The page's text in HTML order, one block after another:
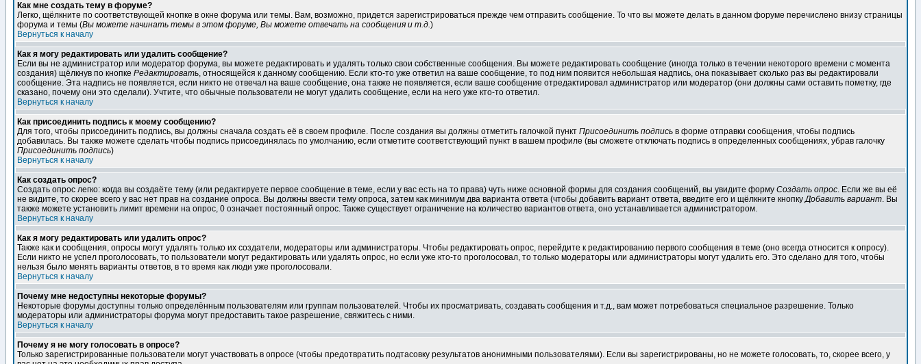
Как мне создать тему в форуме?
Легко, щёлкните по соответствующей кнопке в окне форума или темы. Вам, возможно, придется зарегистрироваться прежде чем отправить сообщение. То что вы можете делать в данном форуме перечислено внизу страницы
форума и темы (Вы можете начинать темы в этом форуме, Вы можете отвечать на сообщения и т.д.)
Вернуться к началу
Как я могу редактировать или удалить сообщение?
Если вы не администратор или модератор форума, вы можете редактировать и удалять только свои собственные сообщения. Вы можете редактировать сообщение (иногда только в течении некоторого времени с момента
создания) щёлкнув по кнопке Редактировать, относящейся к данному сообщению. Если кто-то уже ответил на ваше сообщение, то под ним появится небольшая надпись, она показывает сколько раз вы редактировали
сообщение. Эта надпись не появляется, если никто не отвечал на ваше сообщение, она также не появляется, если ваше сообщение отредактировал администратор или модератор (они должны сами оставить пометку, где
сказано, почему они это сделали). Учтите, что обычные пользователи не могут удалить сообщение, если на него уже кто-то ответил.
Вернуться к началу
Как присоединить подпись к моему сообщению?
Для того, чтобы присоединить подпись, вы должны сначала создать её в своем профиле. После создания вы должны отметить галочкой пункт Присоединить подпись в форме отправки сообщения, чтобы подпись
добавилась. Вы также можете сделать чтобы подпись присоединялась по умолчанию, если отметите соответствующий пункт в вашем профиле (вы сможете отключать подпись в определенных сообщениях, убрав галочку
Присоединить подпись)
Вернуться к началу
Как создать опрос?
Создать опрос легко: когда вы создаёте тему (или редактируете первое сообщение в теме, если у вас есть на то права) чуть ниже основной формы для создания сообщений, вы увидите форму Создать опрос. Если же вы её
не видите, то скорее всего у вас нет прав на создание опроса. Вы должны ввести тему опроса, затем как минимум два варианта ответа (чтобы добавить вариант ответа, введите его и щёлкните кнопкуДобавить вариант. Вы
также можете установить лимит времени на опрос, 0 означает постоянный опрос. Также существует ограничение на количество вариантов ответа, оно устанавливается администратором.
Вернуться к началу
Как я могу редактировать или удалить опрос?
Также как и сообщения, опросы могут удалять только их создатели, модераторы или администраторы. Чтобы редактировать опрос, перейдите к редактированию первого сообщения в теме (оно всегда относится к опросу).
Если никто не успел проголосовать, то пользователи могут редактировать или удалять опрос, но если уже кто-то проголосовал, то только модераторы или администраторы могут удалить его. Это сделано для того, чтобы
нельзя было менять варианты ответов, в то время как люди уже проголосовали.
Вернуться к началу
Почему мне недоступны некоторые форумы?
Некоторые форумы доступны только определённым пользователям или группам пользователей. Чтобы их просматривать, создавать сообщения и т.д., вам может потребоваться специальное разрешение. Только
модераторы или администраторы форума могут предоставить такое разрешение, свяжитесь с ними.
Вернуться к началу
Почему я не могу голосовать в опросе?
Только зарегистрированные пользователи могут участвовать в опросе (чтобы предотвратить подтасовку результатов анонимными пользователями). Если вы зарегистрированы, но не можете голосовать, то, скорее всего, у